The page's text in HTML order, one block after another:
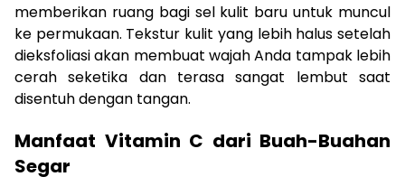
memberikan ruang bagi sel kulit baru untuk muncul
ke permukaan. Tekstur kulit yang lebih halus setelah
dieksfoliasi akan membuat wajah Anda tampak lebih
cerah seketika dan terasa sangat lembut saat
disentuh dengan tangan.
Manfaat Vitamin C dari Buah-Buahan
Segar